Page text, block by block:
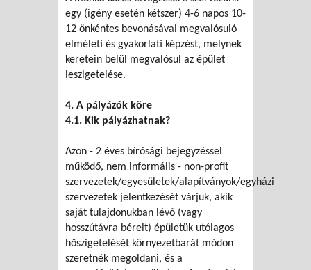
egy (igény esetén kétszer) 4-6 napos 10-
12 önkéntes bevonásával megvalósuló
elméleti és gyakorlati képzést, melynek
keretein belül megvalósul az épület
leszigetelése.
4. A pályázók köre
4.1. Kik pályázhatnak?
Azon - 2 éves bírósági bejegyzéssel
működő, nem informális - non-profit
szervezetek/egyesületek/alapítványok/egyházi
szervezetek jelentkezését várjuk, akik
saját tulajdonukban lévő (vagy
hosszútávra bérelt) épületük utólagos
hőszigetelését környezetbarát módon
szeretnék megoldani, és a